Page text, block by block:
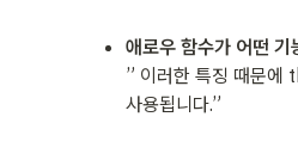
애로우 함수가 어떤
” 이러한 특징 때문에